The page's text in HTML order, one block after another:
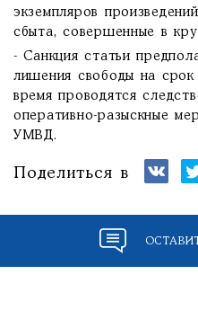
экземпляров
сбыта, совершенные в
- Санкция статьи
лишения свободы на
время проводятся
оперативно-разыскные
УМВД.
Поделиться в